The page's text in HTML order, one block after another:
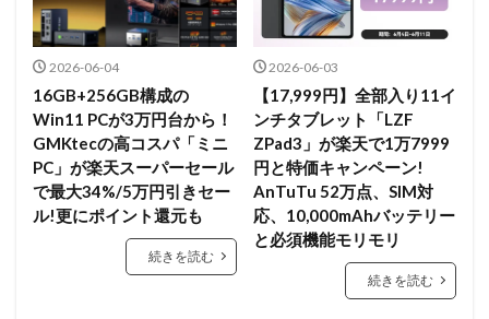
2026-06-04
16GB+256GB構成の
Win11 PCが3万円台から！
GMKtecの高コスパ「ミニ
PC」が楽天スーパーセール
で最大34%/5万円引きセー
ル!更にポイント還元も
続きを読む
2026-06-03
【17,999円】全部入り11イ
ンチタブレット「LZF
ZPad3」が楽天で1万7999
円と特価キャンペーン!
AnTuTu 52万点、SIM対
応、10,000mAhバッテリー
と必須機能モリモリ
続きを読む